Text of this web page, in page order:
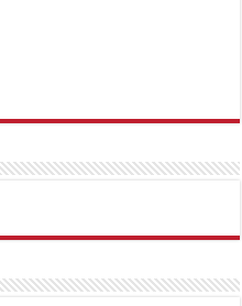
TipobetMatadorbetMariobet